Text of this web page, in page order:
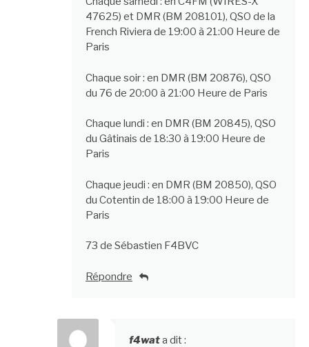
47625) et DMR (BM 208101), QSO de la
French Riviera de 19:00 à 21:00 Heure de
Paris
Chaque soir : en DMR (BM 20876), QSO
du 76 de 20:00 à 21:00 Heure de Paris
Chaque lundi : en DMR (BM 20845), QSO
du Gâtinais de 18:30 à 19:00 Heure de
Paris
Chaque jeudi : en DMR (BM 20850), QSO
du Cotentin de 18:00 à 19:00 Heure de
Paris
73 de Sébastien F4BVC
Répondre
f4wata dit :